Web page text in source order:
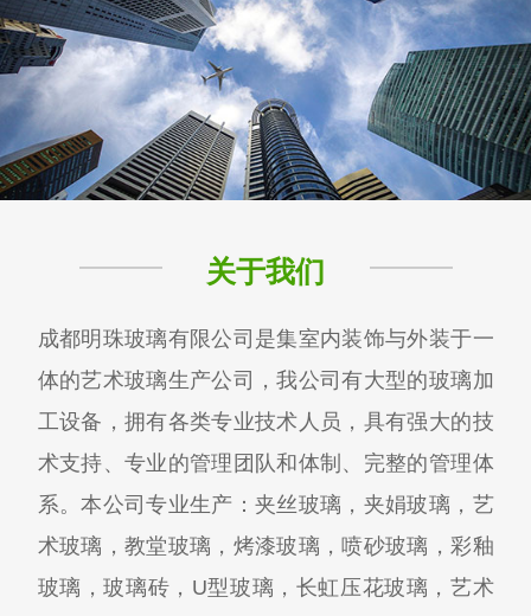
关于我们
成都明珠玻璃有限公司是集室内装饰与外装于一
体的艺术玻璃生产公司，我公司有大型的玻璃加
工设备，拥有各类专业技术人员，具有强大的技
术支持、专业的管理团队和体制、完整的管理体
系。本公司专业生产：夹丝玻璃，夹娟玻璃，艺
术玻璃，教堂玻璃，烤漆玻璃，喷砂玻璃，彩釉
玻璃，玻璃砖，U型玻璃，长虹压花玻璃，艺术